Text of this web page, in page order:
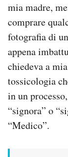
mia madre,
comprare
fotografia di
appena
chiedeva a
tossicologia
in un
“signora” o
“Medico”.